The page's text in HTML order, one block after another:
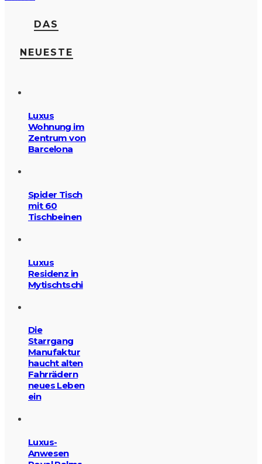
DAS
NEUESTE
Luxus
Wohnung im
Zentrum von
Barcelona
Spider Tisch
mit 60
Tischbeinen
Luxus
Residenz in
Mytischtschi
Die
Starrgang
Manufaktur
haucht alten
Fahrrädern
neues Leben
ein
Luxus-
Anwesen